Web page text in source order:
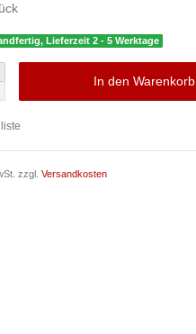
Lieferzeit 2 - 5 Werktage
In den Warenkorb
zzgl.Versandkosten